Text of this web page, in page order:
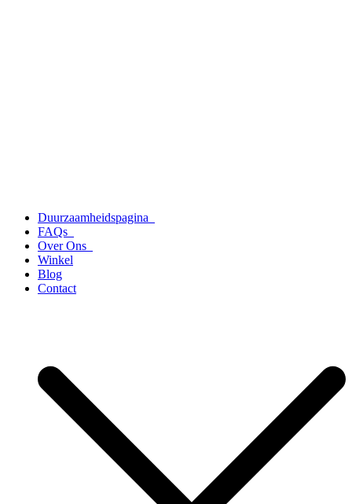
Duurzaamheidspagina
FAQs
Over Ons
Winkel
Blog
Contact